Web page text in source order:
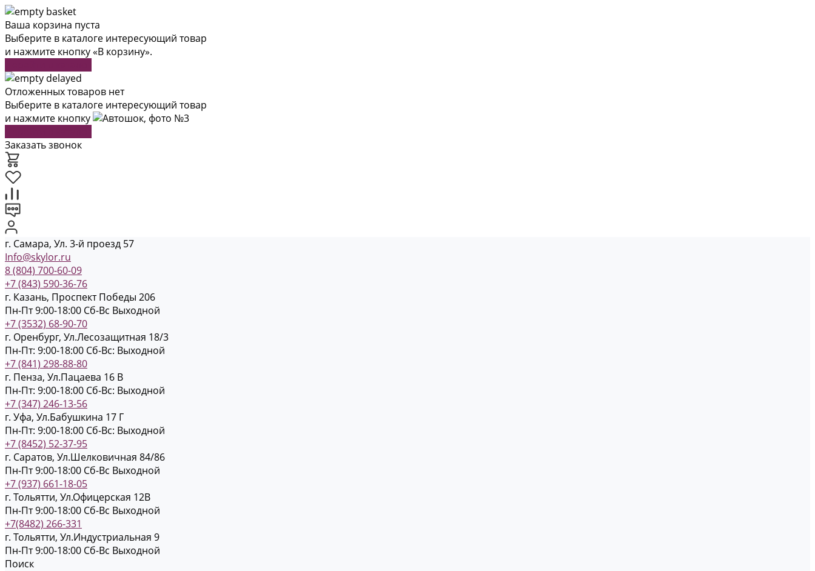
Ваша корзина пуста
Выберите в каталоге интересующий товар
и нажмите кнопку «В корзину».
Отложенных товаров нет
Выберите в каталоге интересующий товар
и нажмите кнопку
Заказать звонок
г. Самара, Ул. 3-й проезд 57
Info@skylor.ru
8 (804) 700-60-09
+7 (843) 590-36-76
г. Казань, Проспект Победы 206
Пн-Пт 9:00-18:00 Cб-Вс Выходной
+7 (3532) 68-90-70
г. Оренбург, Ул.Лесозащитная 18/3
Пн-Пт: 9:00-18:00 Cб-Вс: Выходной
+7 (841) 298-88-80
г. Пенза, Ул.Пацаева 16 В
Пн-Пт: 9:00-18:00 Cб-Вс: Выходной
+7 (347) 246-13-56
г. Уфа, Ул.Бабушкина 17 Г
Пн-Пт: 9:00-18:00 Cб-Вс: Выходной
+7 (8452) 52-37-95
г. Саратов, Ул.Шелковичная 84/86
Пн-Пт 9:00-18:00 Cб-Вс Выходной
+7 (937) 661-18-05
г. Тольятти, Ул.Офицерская 12В
Пн-Пт 9:00-18:00 Cб-Вс Выходной
+7(8482) 266-331
г. Тольятти, Ул.Индустриальная 9
Пн-Пт 9:00-18:00 Cб-Вс Выходной
Поиск